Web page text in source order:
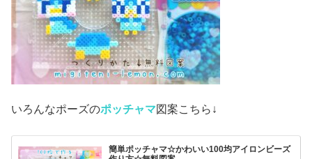
いろんなポーズのポッチャマ図案こちら↓
簡単ポッチャマ☆かわいい100均アイロンビーズ